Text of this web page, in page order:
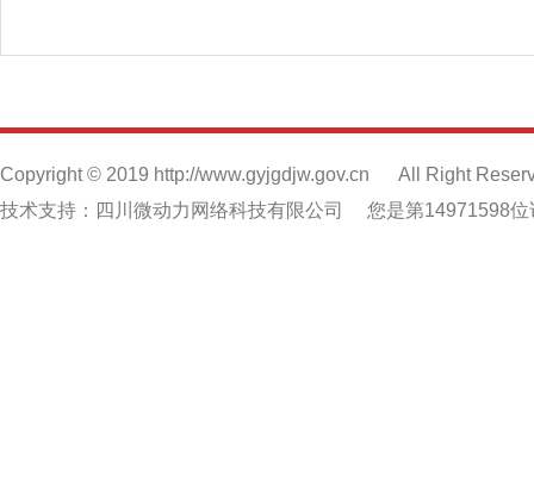
Copyright © 2019 http://www.gyjgdjw.gov.cn
All Right
技术支持：四川微动力网络科技有限公司
您是第14971598位